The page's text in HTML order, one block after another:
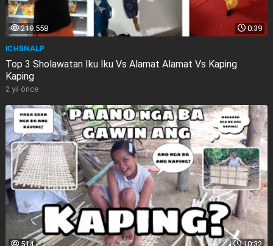
0:39
219.558
ICHSNALP
Top 3 Sholawatan Iku Iku Vs Alamat Alamat Vs Kaping
Kaping
2 yıl önce
10:32
514